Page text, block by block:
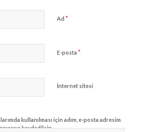
Ad *
E-posta *
İnternet sitesi
kullanılması için adım, e-posta adresim
kaydedilsin.